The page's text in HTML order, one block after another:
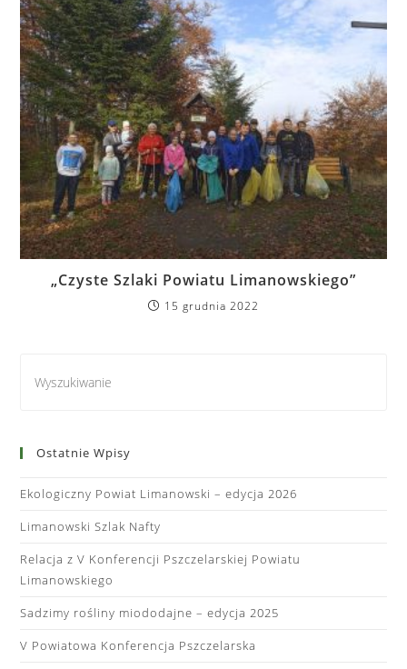
„Czyste Szlaki Powiatu Limanowskiego”
15 grudnia 2022
Ostatnie Wpisy
Ekologiczny Powiat Limanowski – edycja 2026
Limanowski Szlak Nafty
Relacja z V Konferencji Pszczelarskiej Powiatu
Limanowskiego
Sadzimy rośliny miododajne – edycja 2025
V Powiatowa Konferencja Pszczelarska